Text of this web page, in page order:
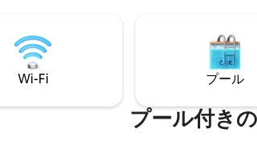
Wi-Fi プール
プール付き